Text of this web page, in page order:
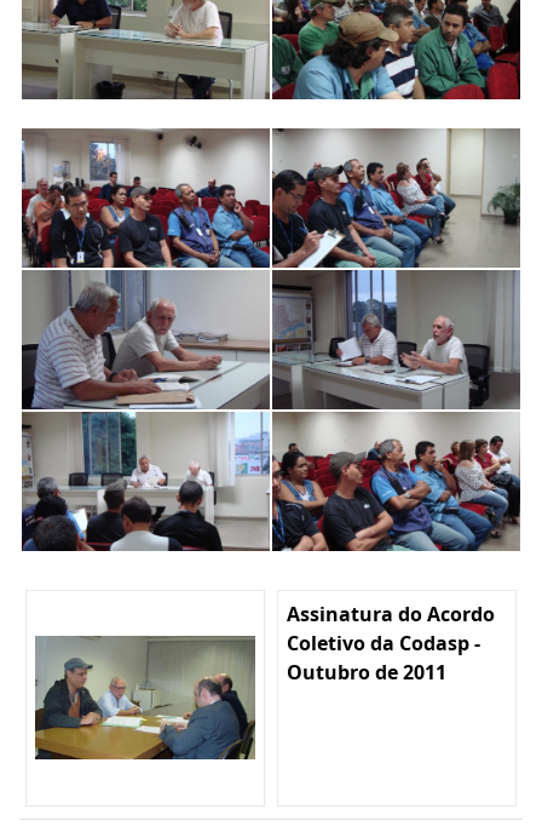
Assinatura do Acordo
Coletivo da Codasp -
Outubro de 2011